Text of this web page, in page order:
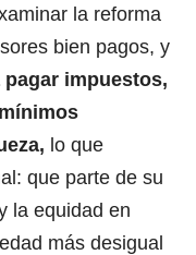
la reforma
bien pagos, y
impuestos,
lo que
que parte de su
la equidad en
más desigual